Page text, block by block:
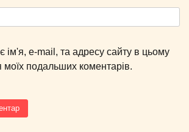
ім'я, e-mail, та адресу сайту в цьому
моїх подальших коментарів.